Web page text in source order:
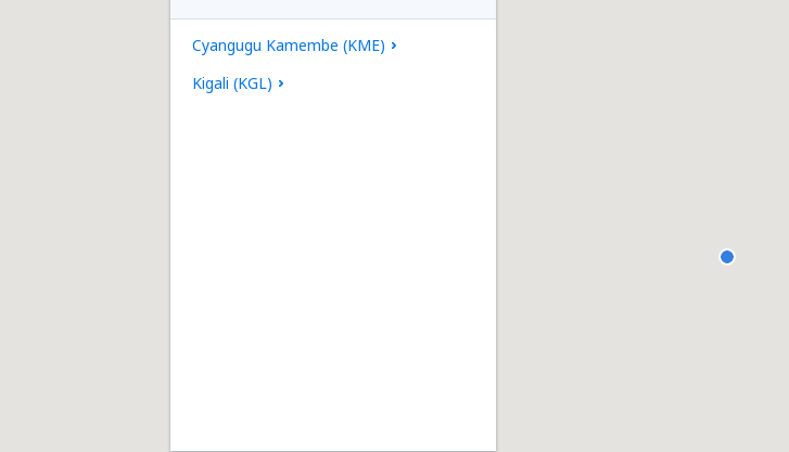
Cyangugu Kamembe (KME)
Kigali (KGL)